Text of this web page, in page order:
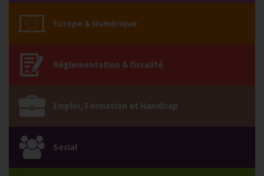
Europe & Numérique
Réglementation & fiscalité
Emploi, Formation et Handicap
Social